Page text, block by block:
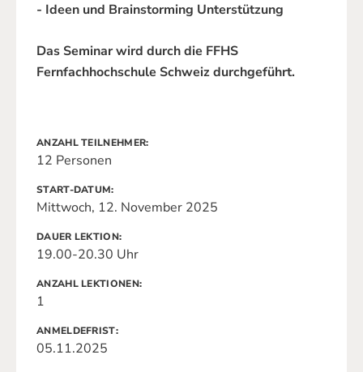
- Ideen und Brainstorming Unterstützung
Das Seminar wird durch die FFHS
Fernfachhochschule Schweiz durchgeführt.
ANZAHL TEILNEHMER
12 Personen
START-DATUM
Mittwoch, 12. November 2025
DAUER LEKTION
19.00-20.30 Uhr
ANZAHL LEKTIONEN
1
ANMELDEFRIST
05.11.2025